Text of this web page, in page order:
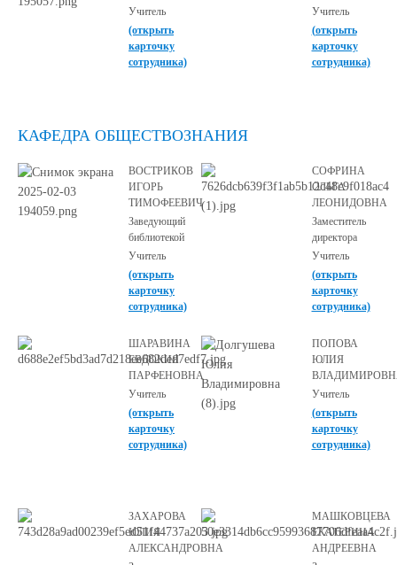
Учитель
(открыть
карточку
сотрудника)
Учитель
(открыть
карточку
сотрудника)
КАФЕДРА ОБЩЕСТВОЗНАНИЯ
ВОСТРИКОВ
ИГОРЬ
ТИМОФЕЕВИЧ
Заведующий
библиотекой
Учитель
(открыть
карточку
сотрудника)
СОФРИНА
ОЛЬГА
ЛЕОНИДОВНА
Заместитель
директора
Учитель
(открыть
карточку
сотрудника)
ШАРАВИНА
ЕВДОКИЯ
ПАРФЕНОВНА
Учитель
(открыть
карточку
сотрудника)
ПОПОВА
ЮЛИЯ
Учитель
(открыть
карточку
сотрудника)
ЗАХАРОВА
ЮЛИЯ
АЛЕКСАНДРОВНА
МАШКОВЦЕВА
ЕКАТЕРИНА
АНДРЕЕВНА